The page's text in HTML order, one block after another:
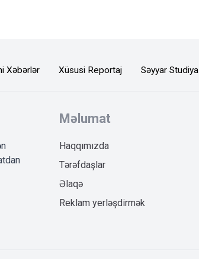
Xəbərlər Xüsusi Reportaj Səyyar Studiya
Məlumat
Haqqımızda
Tərəfdaşlar
Əlaqə
Reklam yerləşdirmək